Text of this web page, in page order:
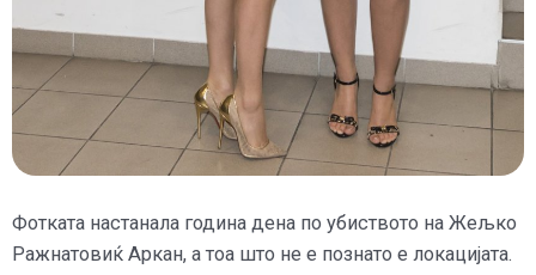
Фотката настанала година дена по убиството на Жељко
Ражнатовиќ Аркан, а тоа што не е познато е локацијата.